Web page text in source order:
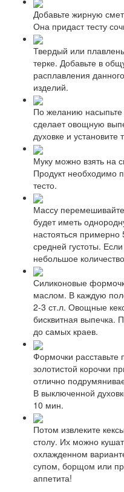
Добавьте жирную
Она придаст тесту
Твердый или
терке. Добавьте в
расплавления
изделий.
По желанию насыпьте
сделает овощную
духовке и установите
Муку можно взять на
Продукт необходимо
тесто.
Массу
будет иметь
настояться
средней густоты.
небольшое
Силиконовые
маслом. В каждую
2-3 ст.л. Овощные
бисквитная выпечка.
до самых краев.
Формочки
золотистой корочки
отлично
В выключенной
10 мин.
Потом извлеките
столу. Их можно
охлажденном
супом, борщом или
аппетита!